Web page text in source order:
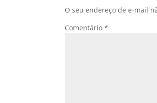
O seu endereço de e-mail
Comentário*